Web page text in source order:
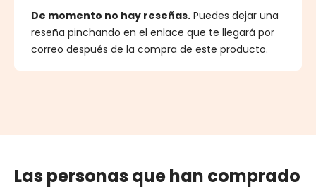
De momento no hay reseñas. Puedes dejar una
reseña pinchando en el enlace que te llegará por
correo después de la compra de este producto.
Las personas que han comprado